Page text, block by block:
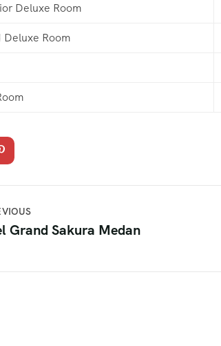
Deluxe Room
Room
Grand Sakura Medan